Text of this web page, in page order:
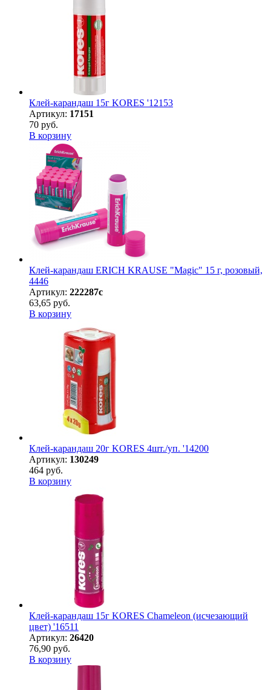
Клей-карандаш 15г KORES '12153
Артикул: 17151
70 руб.
В корзину
Клей-карандаш ERICH KRAUSE "Magic" 15 г, розовый,
4446
Артикул: 222287с
63,65 руб.
В корзину
Клей-карандаш 20г KORES 4шт./уп. '14200
Артикул: 130249
464 руб.
В корзину
Клей-карандаш 15г KORES Chameleon (исчезающий
цвет) '16511
Артикул: 26420
76,90 руб.
В корзину